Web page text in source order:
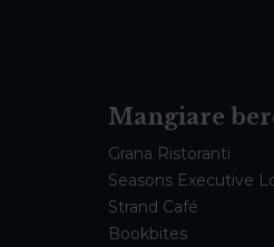
Mangiare
Grana Ristoranti
Seasons Executive
Strand Café
Bookbites